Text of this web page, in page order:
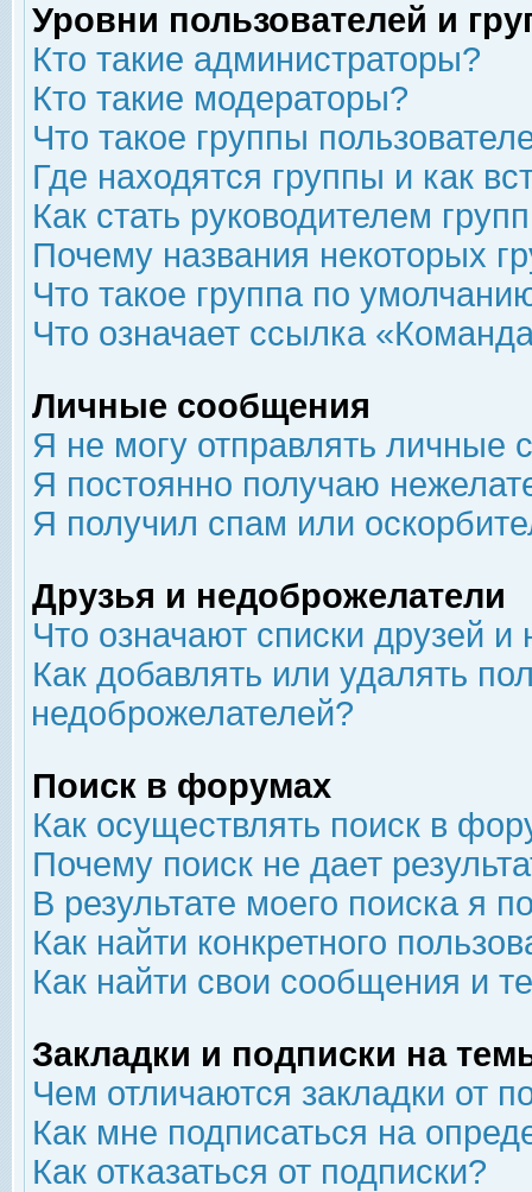
Уровни пользователей и
Кто такие администраторы?
Кто такие модераторы?
Что такое группы
Где находятся группы и как
Как стать руководителем
Почему названия некоторых
Что такое группа по
Что означает ссылка
Личные сообщения
Я не могу отправлять личные
Я постоянно получаю
Я получил спам или
Друзья и недоброжелатели
Что означают списки друзей
Как добавлять или удалять
недоброжелателей?
Поиск в форумах
Как осуществлять поиск в
Почему поиск не дает
В результате моего поиска я
Как найти конкретного
Как найти свои сообщения и
Закладки и подписки на
Чем отличаются закладки от
Как мне подписаться на
Как отказаться от подписки?